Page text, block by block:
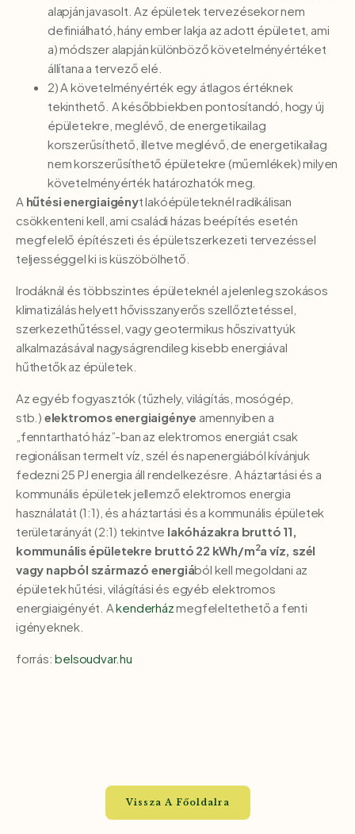
alapján javasolt. Az épületek tervezésekor nem
definiálható, hány ember lakja az adott épületet, ami
a) módszer alapján különböző követelményértéket
állítana a tervező elé.
2) A követelményérték egy átlagos értéknek
tekinthető. A későbbiekben pontosítandó, hogy új
épületekre, meglévő, de energetikailag
korszerűsíthető, illetve meglévő, de energetikailag
nem korszerűsíthető épületekre (műemlékek) milyen
követelményérték határozhatók meg.
A hűtési energiaigényt lakóépületeknél radikálisan
csökkenteni kell, ami családi házas beépítés esetén
megfelelő építészeti és épületszerkezeti tervezéssel
teljességgel ki is küszöbölhető.
Irodáknál és többszintes épületeknél a jelenleg szokásos
klimatizálás helyett hővisszanyerős szellőztetéssel,
szerkezethűtéssel, vagy geotermikus hőszivattyúk
alkalmazásával nagyságrendileg kisebb energiával
hűthetők az épületek.
Az egyéb fogyasztók (tűzhely, világítás, mosógép,
stb.) elektromos energiaigénye amennyiben a
„fenntartható ház”-ban az elektromos energiát csak
regionálisan termelt víz, szél és napenergiából kívánjuk
fedezni 25 PJ energia áll rendelkezésre. A háztartási és a
kommunális épületek jellemző elektromos energia
használatát (1:1), és a háztartási és a kommunális épületek
területarányát (2:1) tekintve lakóházakra bruttó 11,
kommunális épületekre bruttó 22 kWh/m2a víz, szél
vagy napból származó energiából kell megoldani az
épületek hűtési, világítási és egyéb elektromos
energiaigényét. Akenderházmegfeleltethető a fenti
igényeknek.
forrás:belsoudvar.hu
Vissza A Főoldalra